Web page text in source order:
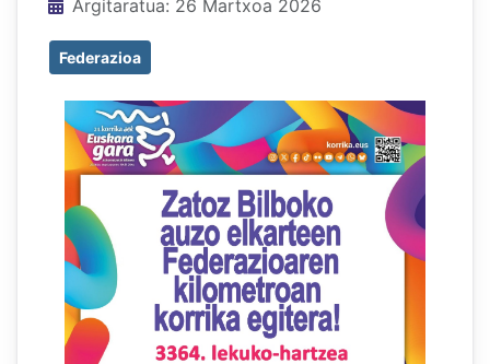
Xehetasunak
Argitaratua: 26 Martxoa 2026
Federazioa